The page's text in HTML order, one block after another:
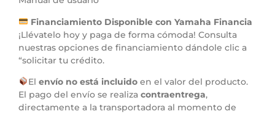
Financiamiento Disponible con Yamaha Financia
¡Llévatelo hoy y paga de forma cómoda! Consulta
nuestras opciones de financiamiento dándole clic a
“solicitar tu crédito.
El envío no está incluidoen el valor del producto.
El pago del envío se realiza contraentrega,
directamente a la transportadora al momento de